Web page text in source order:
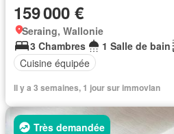
159 000 €
Seraing, Wallonie
3 Chambres
1 Salle de bain
Cuisine équipée
Il y a 3 semaines, 1 jour sur immovlan
Très demandée